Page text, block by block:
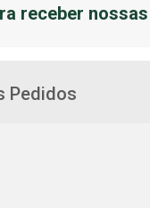
receber
Pedidos